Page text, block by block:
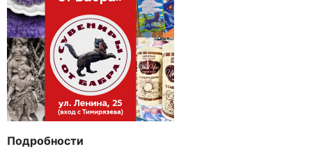
Подробности